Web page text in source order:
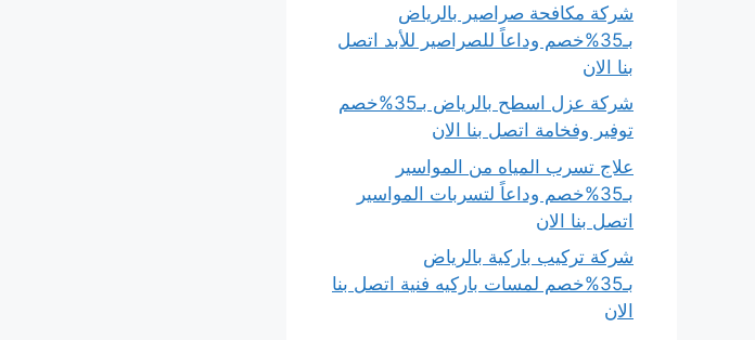
شركة مكافحة صراصير بالرياض
بـ35%خصم وداعاً للصراصير للأبد اتصل
بنا الان
شركة عزل اسطح بالرياض بـ35%خصم
توفير وفخامة اتصل بنا الان
علاج تسرب المياه من المواسير
بـ35%خصم وداعاً لتسربات المواسير
اتصل بنا الان
شركة تركيب باركية بالرياض
بـ35%خصم لمسات باركيه فنية اتصل بنا
الان